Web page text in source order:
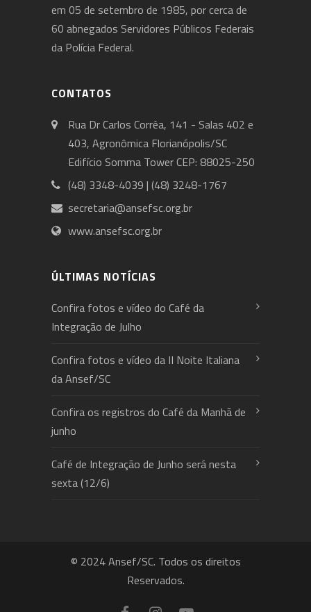
em 05 de setembro de 1985, por cerca de
60 abnegados Servidores Públicos Federais
da Polícia Federal.
CONTATOS
Rua Dr Carlos Corrêa, 141 - Salas 402 e
403, Agronômica Florianópolis/SC
Edifício Somma Tower CEP: 88025-250
(48) 3348-4039 | (48) 3248-1767
secretaria@ansefsc.org.br
www.ansefsc.org.br
ÚLTIMAS NOTÍCIAS
Confira fotos e vídeo do Café da
Integração de Julho
Confira fotos e vídeo da II Noite Italiana
da Ansef/SC
Confira os registros do Café da Manhã de
junho
Café de Integração de Junho será nesta
sexta (12/6)
© 2024 Ansef/SC. Todos os direitos
Reservados.